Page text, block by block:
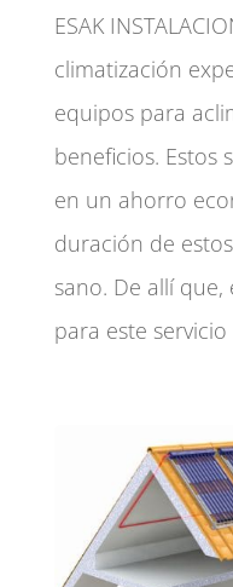
ESAK
climatización
equipos para
beneficios. Estos
en un ahorro
duración de
sano. De allí
para este